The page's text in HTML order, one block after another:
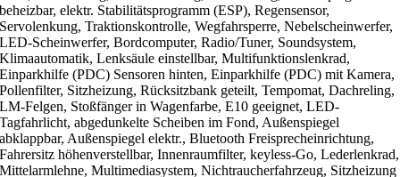
beheizbar, elektr. Stabilitätsprogramm (ESP), Regensensor,
Servolenkung, Traktionskontrolle, Wegfahrsperre, Nebelscheinwerfer,
LED-Scheinwerfer, Bordcomputer, Radio/Tuner, Soundsystem,
Klimaautomatik, Lenksäule einstellbar, Multifunktionslenkrad,
Einparkhilfe (PDC) Sensoren hinten, Einparkhilfe (PDC) mit Kamera,
Pollenfilter, Sitzheizung, Rücksitzbank geteilt, Tempomat, Dachreling,
LM-Felgen, Stoßfänger in Wagenfarbe, E10 geeignet, LED-
Tagfahrlicht, abgedunkelte Scheiben im Fond, Außenspiegel
abklappbar, Außenspiegel elektr., Bluetooth Freisprecheinrichtung,
Fahrersitz höhenverstellbar, Innenraumfilter, keyless-Go, Lederlenkrad,
Mittelarmlehne, Multimediasystem, Nichtraucherfahrzeug, Sitzheizung